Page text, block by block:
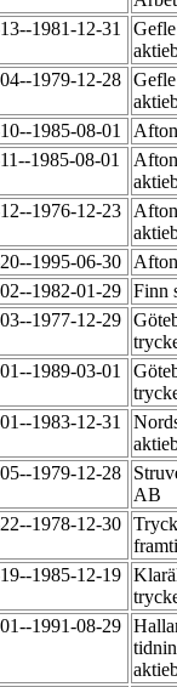
1981-12-31
1979-12-28
1985-08-01
1985-08-01
1976-12-23
1995-06-30
1982-01-29 Finn
1977-12-29
1989-03-01
1983-12-31
1979-12-28
AB
1978-12-30
1985-12-19
1991-08-29